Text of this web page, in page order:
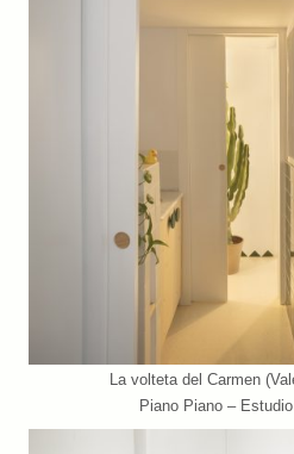
La volteta del Carmen
Piano Piano –